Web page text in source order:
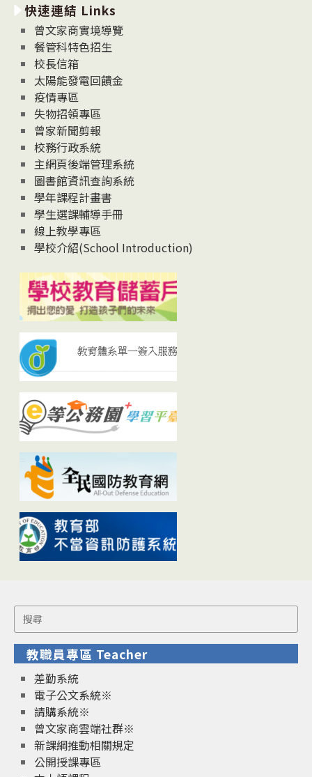
消
息
News
快速連結 Links
曾文家商實境導覽
餐管科特色招生
校長信箱
太陽能發電回饋金
疫情專區
失物招領專區
曾家新聞剪報
校務行政系統
主網頁後端管理系統
圖書館資訊查詢系統
學年課程計畫書
學生選課輔導手冊
線上教學專區
學校介紹(School Introduction)
Search
for:
教職員專區 Teacher
差勤系統
電子公文系統※
請購系統※
曾文家商雲端社群※
新課綱推動相關規定
公開授課專區